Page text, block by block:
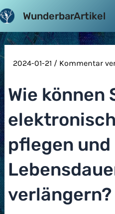
Zum
Inhalt
springen
WunderbarArtikel
2024-01-21 / Kommentar
Wie können
pflegen
verlängern?